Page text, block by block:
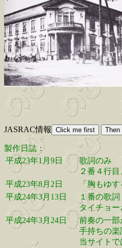
JASRAC情報
製作日誌：
平成23年1月9日
歌詞のみ
２番４行
平成23年8月2日
「胸もゆ
平成24年3月13日
１番の歌詞
タイチョ
平成24年3月24日
前奏の一部
手持ちの楽
当サイトで